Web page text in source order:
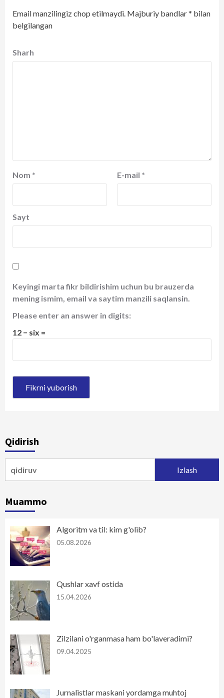
Email manzilingiz chop etilmaydi. Majburiy bandlar* bilan
belgilangan
Sharh
Nom * E-mail *
Sayt
Keyingi marta fikr bildirishim uchun bu brauzerda
mening ismim, email va saytim manzili saqlansin.
Please enter an answer in digits:
12 − six =
Qidirish
Muammo
Algoritm va til: kim g'olib?
05.08.2026
Qushlar xavf ostida
15.04.2026
Zilzilani o'rganmasa ham bo'laveradimi?
09.04.2025
Jurnalistlar maskani yordamga muhtoj